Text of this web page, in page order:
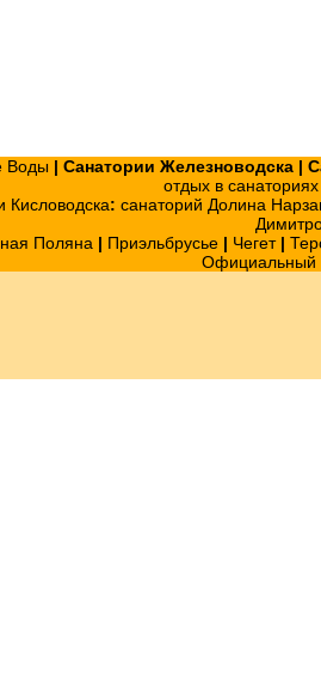
Воды | Санатории Железноводска |
отдых в
Кисловодска: санаторий Долина
Поляна | Приэльбрусье| Чегет|
Официальный